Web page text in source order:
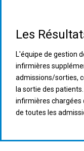
Les
L'équipe de gestion
infirmières
admissions/sorties,
la sortie des
infirmières chargées
de toutes les